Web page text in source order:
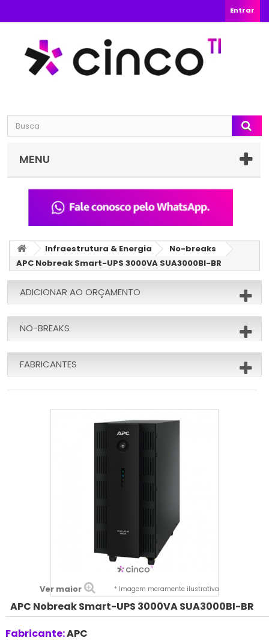
Entrar
MENU
Infraestrutura & Energia
No-breaks
APC Nobreak Smart-UPS 3000VA SUA3000BI-BR
ADICIONAR AO ORÇAMENTO
NO-BREAKS
FABRICANTES
Ver maior * Imagem meramente ilustrativa
APC Nobreak Smart-UPS 3000VA SUA3000BI-BR
Fabricante:APC